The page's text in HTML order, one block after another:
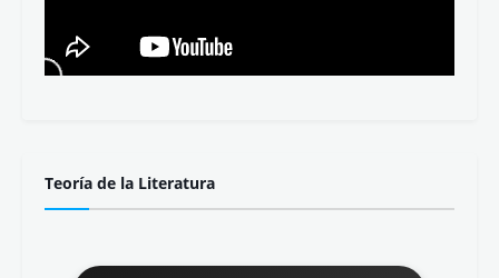
Teoría de la Literatura